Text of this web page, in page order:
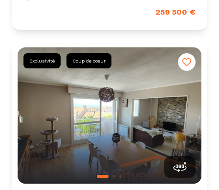
259 500 €
Exclusivité Coup de coeur